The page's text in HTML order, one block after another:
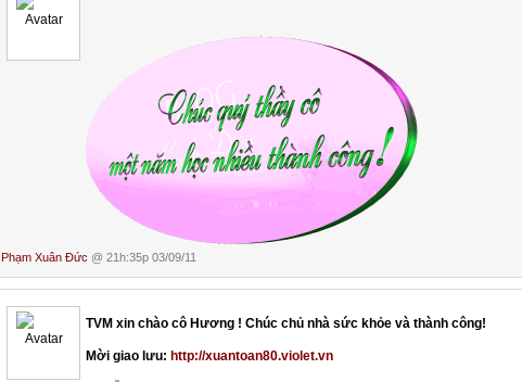
Phạm Xuân Đức @ 21h:35p 03/09/11
TVM xin chào cô Hương ! Chúc chủ nhà sức khỏe và thành công!
Mời giao lưu: http://xuantoan80.violet.vn